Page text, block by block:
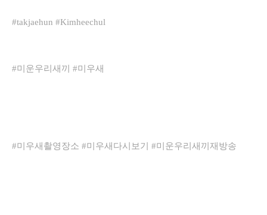
#takjaehun #Kimheechul
#미운우리새끼 #미우새
#미우새촬영장소 #미우새다시보기 #미운우리새끼재방송